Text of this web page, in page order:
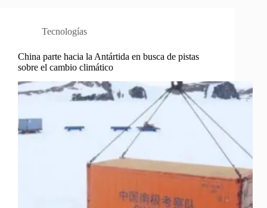
Tecnologías
China parte hacia la Antártida en busca de pistas
sobre el cambio climático